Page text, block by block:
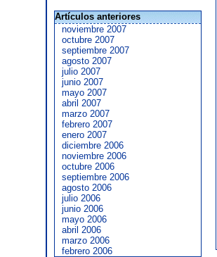
Artículos anteriores
noviembre 2007
octubre 2007
septiembre 2007
agosto 2007
julio 2007
junio 2007
mayo 2007
abril 2007
marzo 2007
febrero 2007
enero 2007
diciembre 2006
noviembre 2006
octubre 2006
septiembre 2006
agosto 2006
julio 2006
junio 2006
mayo 2006
abril 2006
marzo 2006
febrero 2006